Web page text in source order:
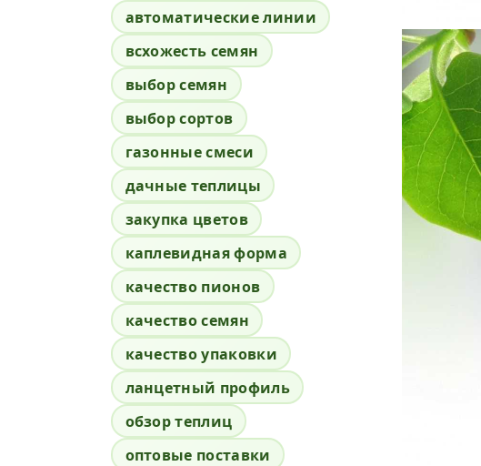
автоматические линии
всхожесть семян
выбор семян
выбор сортов
газонные смеси
дачные теплицы
закупка цветов
каплевидная форма
качество пионов
качество семян
качество упаковки
ланцетный профиль
обзор теплиц
оптовые поставки